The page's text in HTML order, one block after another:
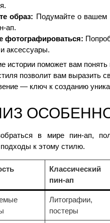
образ: Подумайте о вашем
ап.
фотографироваться:
аксессуары.
истории поможет вам понять
позволит вам выразить
— ключ к созданию
в мире пин-ап,
к этому стилю.
Классический
пин-ап
Литографии,
постеры